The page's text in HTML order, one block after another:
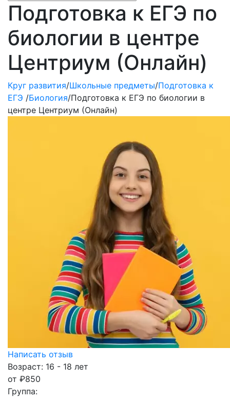
Подготовка к ЕГЭ по
биологии в центре
Центриум (Онлайн)
Круг развития/Школьные предметы/Подготовка к
ЕГЭ /Биология/Подготовка к ЕГЭ по биологии в
центре Центриум (Онлайн)
Написать отзыв
Возраст: 16 - 18 лет
от ₽850
Группа: